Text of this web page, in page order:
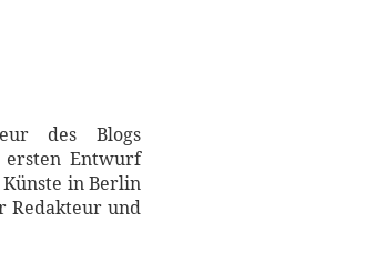
des Blogs
ersten Entwurf
in Berlin
Redakteur und